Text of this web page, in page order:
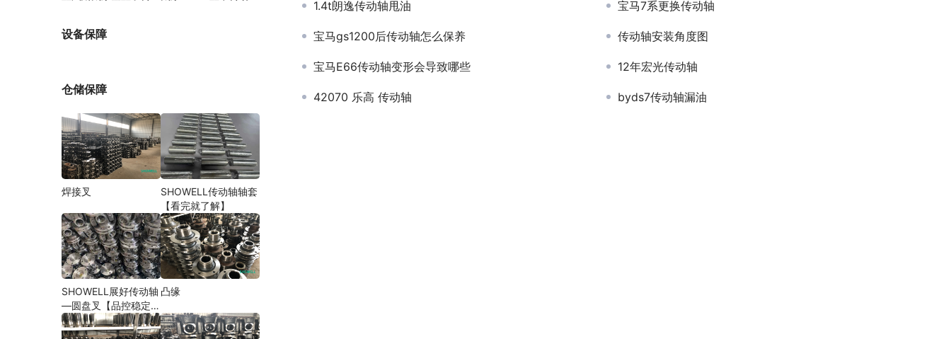
1.4t朗逸传动轴甩油 宝马7系更换传动轴
宝马gs1200后传动轴怎么保养 传动轴安装角度图
宝马E66传动轴变形会导致哪些 12年宏光传动轴
42070 乐高 传动轴 byds7传动轴漏油
设备保障
仓储保障
焊接叉
SHOWELL传动轴轴套
【看完就了解】
SHOWELL展好传动轴
—圆盘叉【品控稳定，
精密加工】
凸缘